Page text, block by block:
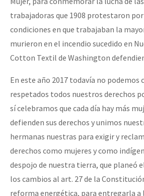
Eventos
Contacto
trabajadoras que 1908 protestaron
condiciones en que trabajaban la
murieron en el incendio sucedido en
Cotton Textil de Washington
En este año 2017 todavía no podemos
respetados todos nuestros derechos
sí celebramos que cada día hay más
defienden sus derechos y unimos
hermanas nuestras para exigir y
derechos como mujeres y como
despojo de nuestra tierra, que planeó
los cambios al art. 27 de la
reforma energética, para entregarla a